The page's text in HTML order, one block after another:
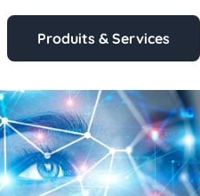
Produits & Services